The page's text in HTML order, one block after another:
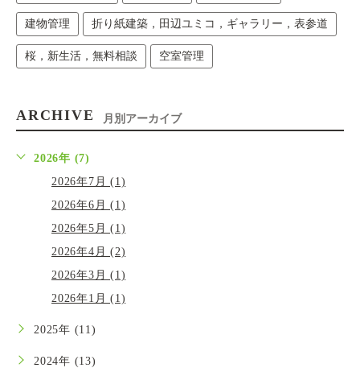
建物管理 折り紙建築，田辺ユミコ，ギャラリー，表参道
桜，新生活，無料相談 空室管理
ARCHIVE 月別アーカイブ
2026年 (7)
2026年7月 (1)
2026年6月 (1)
2026年5月 (1)
2026年4月 (2)
2026年3月 (1)
2026年1月 (1)
2025年 (11)
2024年 (13)